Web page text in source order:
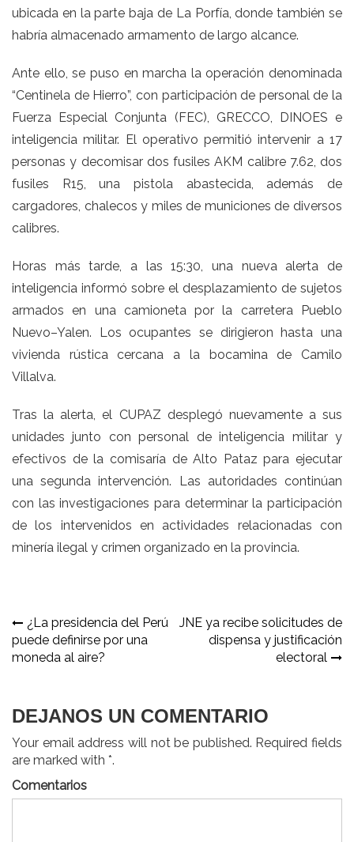
ubicada en la parte baja de La Porfía, donde también se
habría almacenado armamento de largo alcance.
Ante ello, se puso en marcha la operación denominada
“Centinela de Hierro”, con participación de personal de la
Fuerza Especial Conjunta (FEC), GRECCO, DINOES e
inteligencia militar. El operativo permitió intervenir a 17
personas y decomisar dos fusiles AKM calibre 7.62, dos
fusiles R15, una pistola abastecida, además de
cargadores, chalecos y miles de municiones de diversos
calibres.
Horas más tarde, a las 15:30, una nueva alerta de
inteligencia informó sobre el desplazamiento de sujetos
armados en una camioneta por la carretera Pueblo
Nuevo–Yalen. Los ocupantes se dirigieron hasta una
vivienda rústica cercana a la bocamina de Camilo
Villalva.
Tras la alerta, el CUPAZ desplegó nuevamente a sus
unidades junto con personal de inteligencia militar y
efectivos de la comisaría de Alto Pataz para ejecutar
una segunda intervención. Las autoridades continúan
con las investigaciones para determinar la participación
de los intervenidos en actividades relacionadas con
minería ilegal y crimen organizado en la provincia.
Navegación
de
¿La presidencia del Perú
puede definirse por una
moneda al aire?
JNE ya recibe solicitudes de
dispensa y justificación
electoral
DEJANOS UN COMENTARIO
Your email address will not be published. Required fields
are marked with *.
Comentarios